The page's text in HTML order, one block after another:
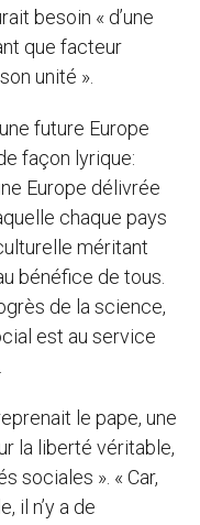
besoin « d’une
que facteur
unité ».
future Europe
façon lyrique:
Europe délivrée
chaque pays
méritant
bénéfice de tous.
de la science,
est au service
le pape, une
la liberté véritable,
sociales ». « Car,
il n’y a de